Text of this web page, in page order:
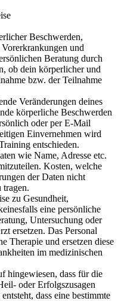
Beschwerden,
und
Beratung durch
ob dein körperlicher und
bzw. der Teilnahme
Veränderungen deines
körperliche Beschwerden
oder per E-Mail
Einvernehmen wird
entschieden.
wie Name, Adresse etc.
Kosten, welche
der Daten nicht
zu Gesundheit,
eine persönliche
Untersuchung oder
ersetzen. Das Personal
Therapie und ersetzen diese
im medizinischen
hingewiesen, dass für die
oder Erfolgszusagen
dass eine bestimmte